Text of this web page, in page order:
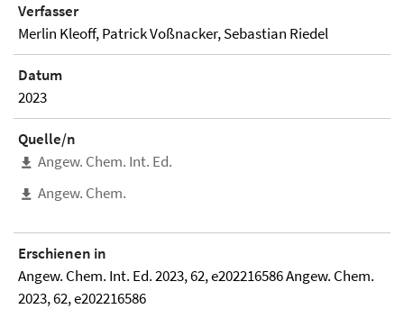
Verfasser
Merlin Kleoff, Patrick Voßnacker, Sebastian Riedel
Datum
2023
Quelle/n
Angew. Chem. Int. Ed.
Angew. Chem.
Erschienen in
Angew. Chem. Int. Ed. 2023, 62, e202216586 Angew. Chem.
2023, 62, e202216586